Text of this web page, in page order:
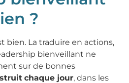
?
bien. La traduire en actions,
bienveillant ne
sur de bonnes
chaque jour, dans les